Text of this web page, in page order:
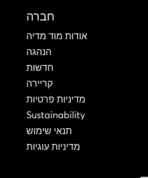
חברה
אודות מוד מדיה
הנהגה
חדשות
קריירה
מדיניות פרטיות
Sustainability
תנאי שימוש
מדיניות עוגיות